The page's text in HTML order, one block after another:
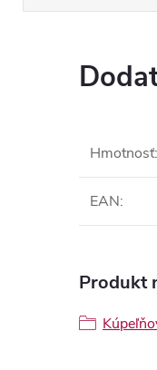
Hmotnosť:
EAN:
Produkt